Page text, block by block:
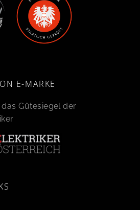
E-MARKE
Gütesiegel der